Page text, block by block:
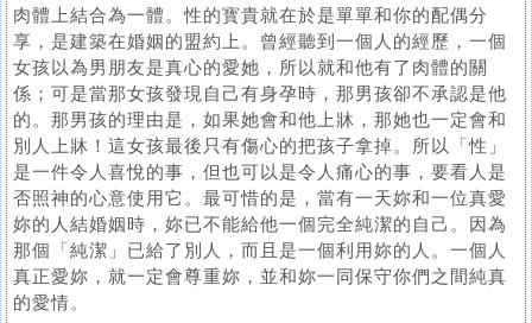
肉體上結合為一體。性的寳貴就在於是單單和你的配偶分
享，是建築在婚姻的盟約上。曾經聽到一個人的經歷，一個
女孩以為男朋友是真心的愛她，所以就和他有了肉體的關
係；可是當那女孩發現自己有身孕時，那男孩卻不承認是他
的。那男孩的理由是，如果她會和他上牀，那她也一定會和
別人上牀！這女孩最後只有傷心的把孩子拿掉。所以「性」
是一件令人喜悅的事，但也可以是令人痛心的事，要看人是
否照神的心意使用它。最可惜的是，當有一天妳和一位真愛
妳的人結婚姻時，妳已不能給他一個完全純潔的自己。因為
那個「純潔」已給了別人，而且是一個利用妳的人。一個人
真正愛妳，就一定會尊重妳，並和妳一同保守你們之間純真
的愛情。